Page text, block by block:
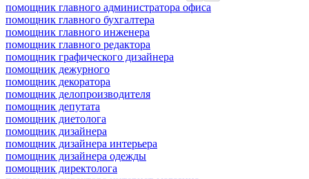
помощник главного администратора офиса
помощник главного бухгалтера
помощник главного инженера
помощник главного редактора
помощник графического дизайнера
помощник дежурного
помощник декоратора
помощник делопроизводителя
помощник депутата
помощник диетолога
помощник дизайнера
помощник дизайнера интерьера
помощник дизайнера одежды
помощник директолога